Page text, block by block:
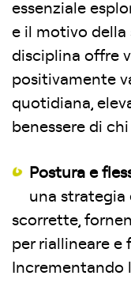
essenziale
e il motivo della
disciplina offre
positivamente
quotidiana,
benessere di
Postura e
una
scorrette,
per riallineare e
Incrementando